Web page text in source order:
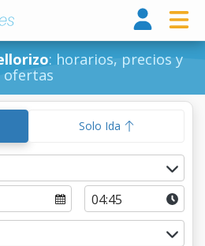
: horarios, precios y
ofertas
Solo Ida